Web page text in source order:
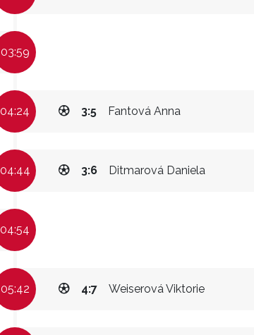
03:59
04:24 Fantová Anna
3:5
04:44 Ditmarová Daniela
3:6
04:54
05:42 Weiserová Viktorie
4:7